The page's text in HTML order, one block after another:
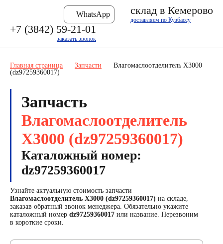
WhatsApp склад в Кемерово
доставляем по Кузбассу
+7 (3842) 59-21-01
заказать звонок
Главная страница Запчасти
Влагомаслоотделитель X3000
(dz97259360017)
Запчасть
Влагомаслоотделитель
X3000 (dz97259360017)
Каталожный номер:
dz97259360017
Узнайте актуальную стоимость запчасти
Влагомаслоотделитель X3000 (dz97259360017) на складе,
заказав обратный звонок менеджера. Обязательно укажите
каталожный номер dz97259360017 или название. Перезвоним
в короткие сроки.